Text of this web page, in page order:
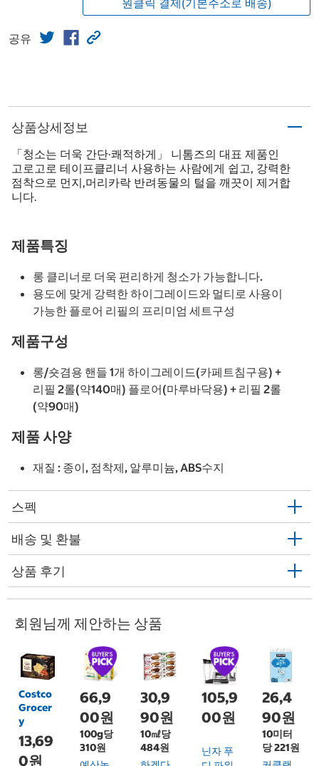
원클릭 결제(기본주소로 배송)
공유
상품상세정보
「청소는 더욱 간단·쾌적하게」 니톰즈의 대표 제품인
고로고로 테이프클리너 사용하는 사람에게 쉽고, 강력한
점착으로 먼지,머리카락 반려동물의 털을 깨끗이 제거합
니다.
제품특징
롱 클리너로 더욱 편리하게 청소가 가능합니다.
용도에 맞게 강력한 하이그레이드와 멀티로 사용이
가능한 플로어 리필의 프리미엄 세트구성
제품구성
롱/숏겸용 핸들 1개 하이그레이드(카페트침구용) +
리필 2롤(약140매) 플로어(마루바닥용) + 리필 2롤
(약90매)
제품 사양
재질 : 종이, 점착제, 알루미늄, ABS수지
스펙
배송 및 환불
상품 후기
회원님께 제안하는 상품
Costco
Grocer
y
13,69
0원
66,9
00원
100g당
310원
30,9
90원
10㎖당
484원
105,9
00원
닌자 푸
26,4
90원
10미터
당 221원